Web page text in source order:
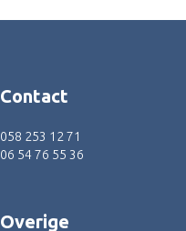
Contact
058 253 12 71
06 54 76 55 36
Overige